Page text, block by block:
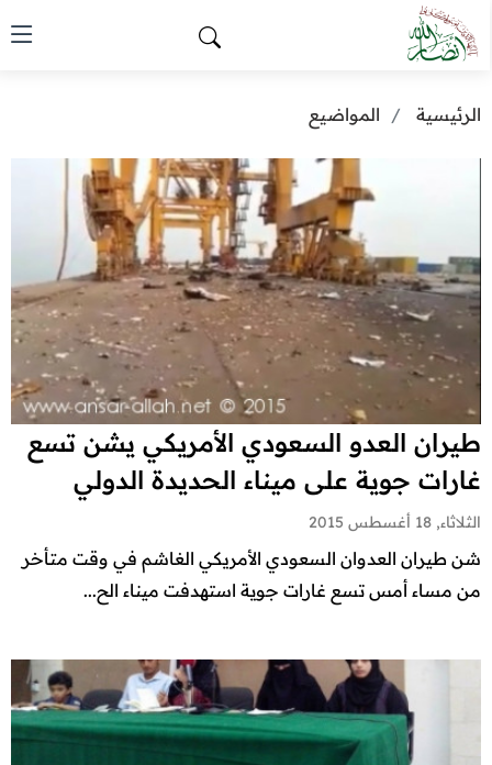
الرئيسية المواضيع
طيران العدو السعودي الأمريكي يشن تسع
غارات جوية على ميناء الحديدة الدولي
الثلاثاء, 18 أغسطس 2015
شن طيران العدوان السعودي الأمريكي الغاشم في وقت متأخر
من مساء أمس تسع غارات جوية استهدفت ميناء الح...